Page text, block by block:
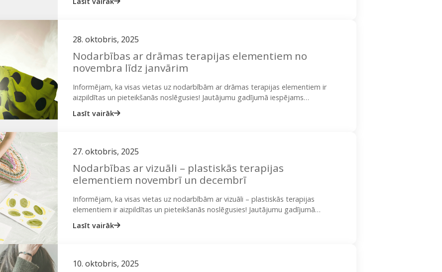
28. oktobris, 2025
Nodarbības ar drāmas terapijas elementiem no
novembra līdz janvārim
Informējam, ka visas vietas uz nodarbībām ar drāmas terapijas elementiem ir
aizpildītas un pieteikšanās noslēgusies! Jautājumu gadījumā iespējams
Lasīt vairāk
27. oktobris, 2025
Nodarbības ar vizuāli – plastiskās terapijas
elementiem novembrī un decembrī
Informējam, ka visas vietas uz nodarbībām ar vizuāli – plastiskās terapijas
elementiem ir aizpildītas un pieteikšanās noslēgusies! Jautājumu gadījumā
Lasīt vairāk
10. oktobris, 2025